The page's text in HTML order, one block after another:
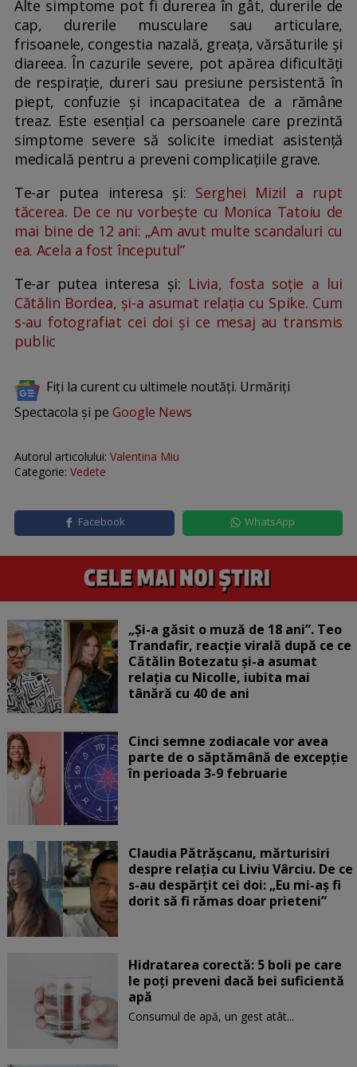
Alte simptome pot fi durerea în gât, durerile de
cap, durerile musculare sau articulare,
frisoanele, congestia nazală, greața, vărsăturile și
diareea. În cazurile severe, pot apărea dificultăți
de respirație, dureri sau presiune persistentă în
piept, confuzie și incapacitatea de a rămâne
treaz. Este esențial ca persoanele care prezintă
simptome severe să solicite imediat asistență
medicală pentru a preveni complicațiile grave.
Te-ar putea interesa și: Serghei Mizil a rupt
tăcerea. De ce nu vorbește cu Monica Tatoiu de
mai bine de 12 ani: „Am avut multe scandaluri cu
ea. Acela a fost începutul”
Te-ar putea interesa și: Livia, fosta soție a lui
Cătălin Bordea, și-a asumat relația cu Spike. Cum
s-au fotografiat cei doi și ce mesaj au transmis
public
Fiți la curent cu ultimele noutăți. Urmăriți
Spectacola și pe Google News
Autorul articolului: Valentina Miu
Categorie: Vedete
Facebook WhatsApp
„Și-a găsit o muză de 18 ani”. Teo
Trandafir, reacție virală după ce ce
Cătălin Botezatu și-a asumat
relația cu Nicolle, iubita mai
tânără cu 40 de ani
Cinci semne zodiacale vor avea
parte de o săptămână de excepție
în perioada 3-9 februarie
Claudia Pătrășcanu, mărturisiri
despre relația cu Liviu Vârciu. De ce
s-au despărțit cei doi: „Eu mi-aș fi
dorit să fi rămas doar prieteni”
Hidratarea corectă: 5 boli pe care
le poți preveni dacă bei suficientă
apă
Consumul de apă, un gest atât...